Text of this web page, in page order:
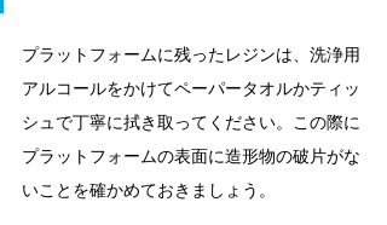
プラットフォームに残ったレジンは、洗浄用
アルコールをかけてペーパータオルかティッ
シュで丁寧に拭き取ってください。この際に
プラットフォームの表面に造形物の破片がな
いことを確かめておきましょう。